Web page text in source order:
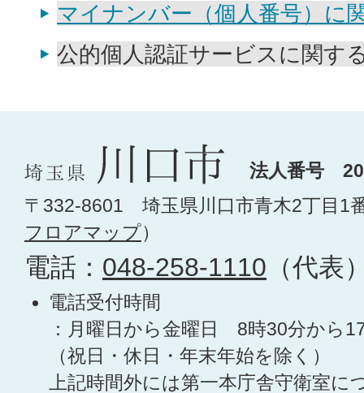
マイナンバー（個人番号）に
公的個人認証サービスに関す
法人番号
〒332-8601 埼玉県川口市青木2丁目1
フロアマップ）
電話： 048-258-1110 （代表
電話受付時間
：月曜日から金曜日 8時30分から
（祝日・休日・年末年始を除く）
上記時間外には第一本庁舎守衛室に